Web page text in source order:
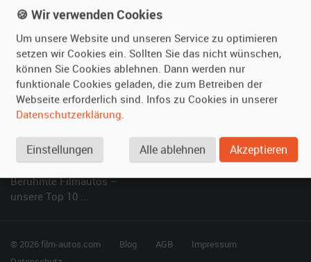
Kundenmeinungen
Vermieten
Oldtimer anmelden
Fotos senden
Fragen für Vermieter
Hilfe
Häufige Fragen (FAQ)
So funktioniert's
SPECIAL
Berühmte Filmautos –
unsere Top 10 ...
© 2026 film-autos.com Blog AGB
Impressum
🍪 Wir verwenden Cookies
Um unsere Website und unseren Service zu optimieren
setzen wir Cookies ein. Sollten Sie das nicht wünschen,
können Sie Cookies ablehnen. Dann werden nur
funktionale Cookies geladen, die zum Betreiben der
Webseite erforderlich sind. Infos zu Cookies in unserer
Datenschutzerklärung.
Einstellungen Alle ablehnen Akzeptieren